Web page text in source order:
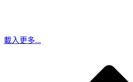
載入更多...